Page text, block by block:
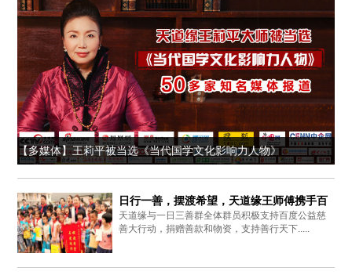
【多媒体】王莉平被当选《当代国学文化影响力人物》
日行一善，摆渡希望，天道缘王师傅携手百
度爱心同行
天道缘与一日三善群全体群员积极支持百度公益慈
善大行动，捐赠善款和物资，支持善行天下.....